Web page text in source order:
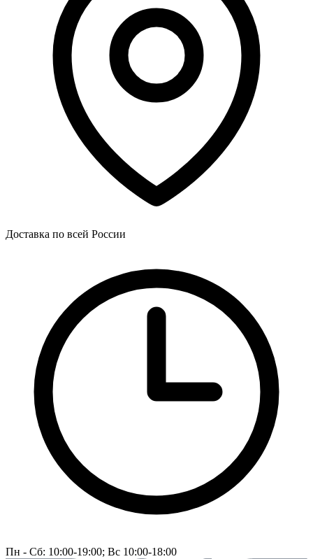
Доставка по всей России
Пн - Сб: 10:00-19:00; Вс 10:00-18:00